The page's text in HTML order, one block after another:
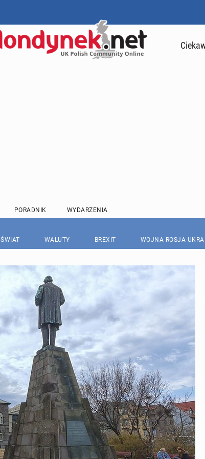
PORADNIK WYDARZENIA
ŚWIAT WALUTY BREXIT WOJNA ROSJA-